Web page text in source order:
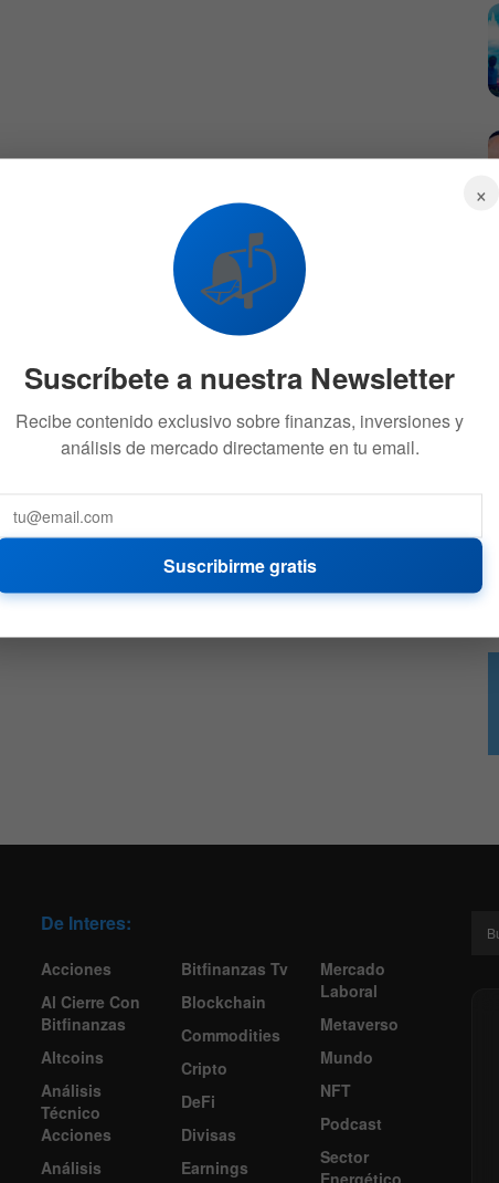
De Interes:
Acciones
Al Cierre Con
Bitfinanzas
Altcoins
Análisis
Técnico
Acciones
Análisis
Bitfinanzas Tv
Blockchain
Commodities
Cripto
DeFi
Divisas
Earnings
Mercado
Laboral
Metaverso
Mundo
NFT
Podcast
Sector
Energético
×
📬
Suscríbete a nuestra Newsletter
Recibe contenido exclusivo sobre finanzas, inversiones y
análisis de mercado directamente en tu email.
Suscribirme gratis